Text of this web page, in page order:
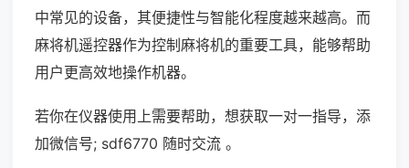
中常见的设备，其便捷性与智能化程度越来越高。而
麻将机遥控器作为控制麻将机的重要工具，能够帮助
用户更高效地操作机器。
若你在仪器使用上需要帮助，想获取一对一指导，添
加微信号; sdf6770 随时交流 。